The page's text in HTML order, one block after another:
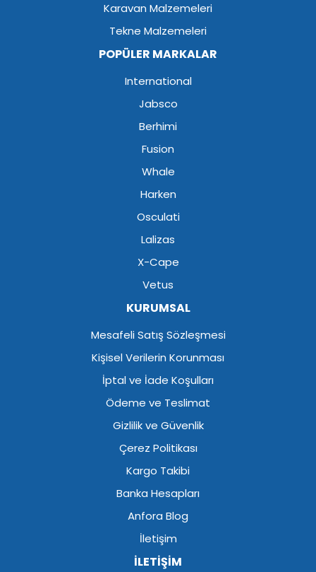
Karavan Malzemeleri
Tekne Malzemeleri
POPÜLER MARKALAR
International
Jabsco
Berhimi
Fusion
Whale
Harken
Osculati
Lalizas
X-Cape
Vetus
KURUMSAL
Mesafeli Satış Sözleşmesi
Kişisel Verilerin Korunması
İptal ve İade Koşulları
Ödeme ve Teslimat
Gizlilik ve Güvenlik
Çerez Politikası
Kargo Takibi
Banka Hesapları
Anfora Blog
İletişim
İLETİŞİM